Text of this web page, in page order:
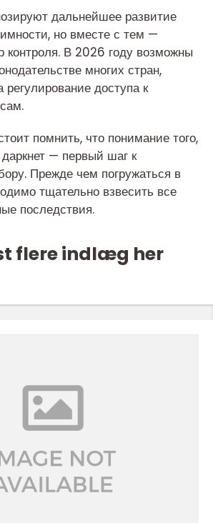
дальнейшее развитие
но вместе с тем —
контроля. В 2026 году возможны
многих стран,
регулирование доступа к
помнить, что понимание того,
даркнет — первый шаг к
Прежде чем погружаться в
тщательно взвесить все
последствия.
flere indlæg her